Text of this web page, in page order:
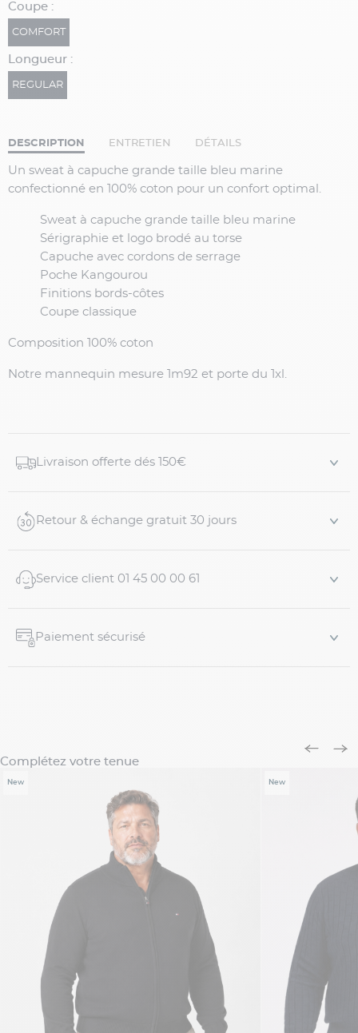
Coupe :
COMFORT
Longueur :
REGULAR
DESCRIPTION ENTRETIEN DÉTAILS
Un sweat à capuche grande taille bleu marine
confectionné en 100% coton pour un confort optimal.
Sweat à capuche grande taille bleu marine
Sérigraphie et logo brodé au torse
Capuche avec cordons de serrage
Poche Kangourou
Finitions bords-côtes
Coupe classique
Composition 100% coton
Notre mannequin mesure 1m92 et porte du 1xl.
Livraison offerte dés 150€
Retour & échange gratuit 30 jours
Service client 01 45 00 00 61
Paiement sécurisé
Complétez votre tenue
New New